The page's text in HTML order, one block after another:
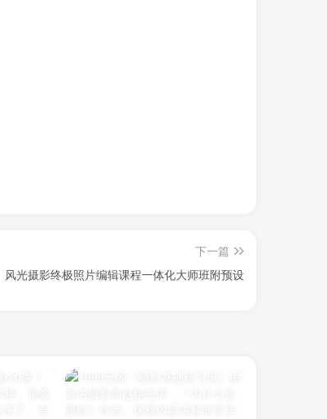
下一篇
风光摄影终极照片编辑课程一体化大师班附预设